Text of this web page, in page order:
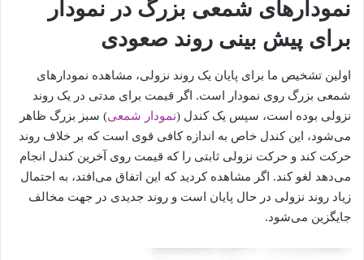
نمودارهای شمعی بزرگ در نمودار
برای پیش بینی روند صعودی
اولین تشخیص ما برای پایان یک روند نزولی، مشاهده نمودارهای
شمعی بزرگ روی نمودار است. اگر قیمت برای مدتی در یک روند
نزولی بوده است، سپس یک کندل (نمودار شمعی) سبز بزرگ ظاهر
می‌شود، این کندل خاص به اندازه کافی قوی است که بر خلاف روند
حرکت کند و حرکت نزولی ثابتی را که قیمت روی آخرین کندل انجام
می‌دهد لغو کند. اگر مشاهده کردید که این اتفاق می‌افتد، به احتمال
زیاد روند نزولی در حال پایان است و روند جدیدی در جهت مخالف
جایگزین می‌شود.